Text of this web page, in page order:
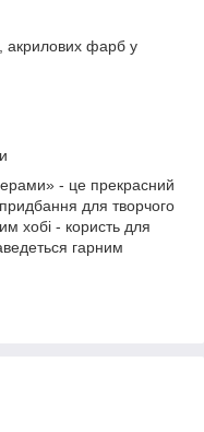
акрилових фарб у
- це прекрасний
для творчого
хобі - користь для
гарним